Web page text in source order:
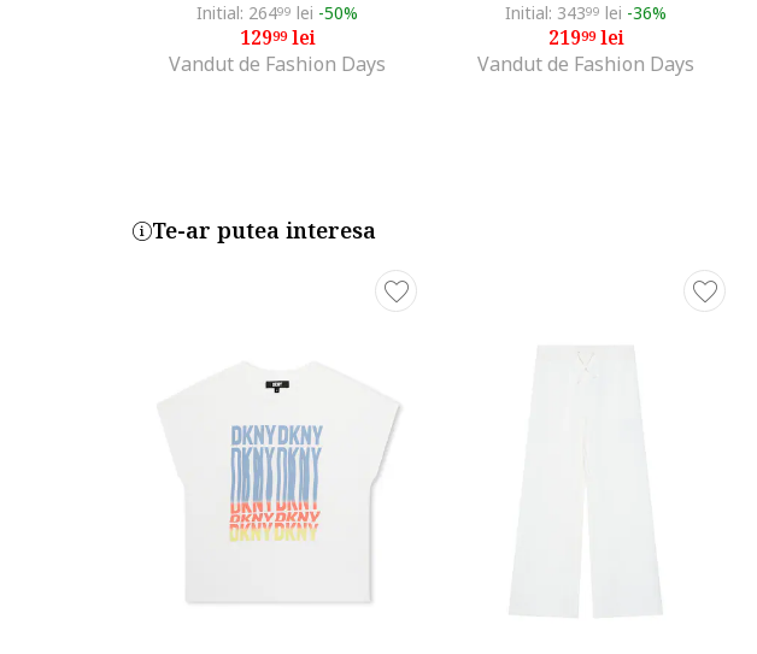
Initial: 26499 lei -50%
12999lei
Vandut de Fashion Days
Initial: 34399 lei -36%
21999lei
Vandut de Fashion Days
Te-ar putea interesa